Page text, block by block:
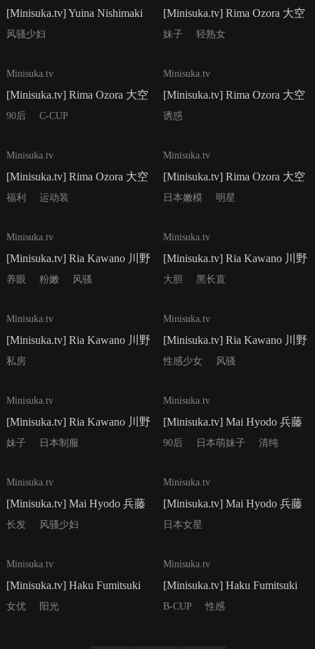
[Minisuka.tv] Yuina Nishimaki
西巻ゆいな - Regular Gallery
风骚少妇
[Minisuka.tv] Rima Ozora 大空
りま - Regular Gallery Set
妹子 轻熟女
Minisuka.tv
[Minisuka.tv] Rima Ozora 大空
りま - Regular Gallery Set
90后 C-CUP
Minisuka.tv
[Minisuka.tv] Rima Ozora 大空
りま - Regular Gallery Set
诱惑
Minisuka.tv
[Minisuka.tv] Rima Ozora 大空
りま - Regular Gallery Set
福利 运动装
Minisuka.tv
[Minisuka.tv] Rima Ozora 大空
りま - Regular Gallery Set
日本嫩模 明星
Minisuka.tv
[Minisuka.tv] Ria Kawano 川野
りあ - Secret Gallery Stage2 Set
养眼 粉嫩 风骚
Minisuka.tv
[Minisuka.tv] Ria Kawano 川野
りあ - Regular Gallery Set 6.02
大胆 黑长直
Minisuka.tv
[Minisuka.tv] Ria Kawano 川野
りあ - Regular Gallery Set 6.01
私房
Minisuka.tv
[Minisuka.tv] Ria Kawano 川野
りあ - Regular Gallery Set 5.02
性感少女 风骚
Minisuka.tv
[Minisuka.tv] Ria Kawano 川野
りあ - Regular Gallery Set 5.01
妹子 日本制服
Minisuka.tv
[Minisuka.tv] Mai Hyodo 兵藤
まい - Special Gallery Stage 2
90后 日本萌妹子 清纯
Minisuka.tv
[Minisuka.tv] Mai Hyodo 兵藤
まい - Special Gallery Stage 2
长发 风骚少妇
Minisuka.tv
[Minisuka.tv] Mai Hyodo 兵藤
まい - Special Gallery Stage 2
日本女星
Minisuka.tv
[Minisuka.tv] Haku Fumitsuki
文月珀 - Secret Gallery Stage2
女优 阳光
Minisuka.tv
[Minisuka.tv] Haku Fumitsuki
文月珀 - Secret Gallery Stage2
B-CUP 性感